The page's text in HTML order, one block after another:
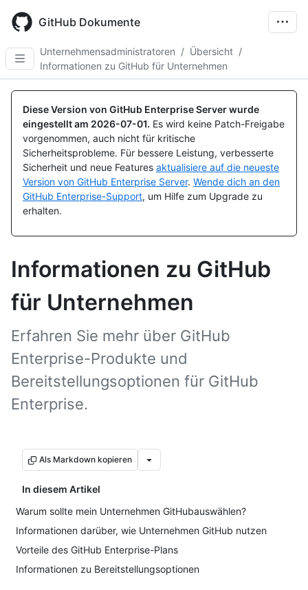
main
content
GitHub Dokumente
Unternehmensadministratoren / Übersicht /
Informationen zu GitHub für Unternehmen
Diese Version von GitHub Enterprise Server wurde
eingestellt am 2026-07-01. Es wird keine Patch-Freigabe
vorgenommen, auch nicht für kritische
Sicherheitsprobleme. Für bessere Leistung, verbesserte
Sicherheit und neue Features aktualisiere auf die neueste
Version von GitHub Enterprise Server. Wende dich an den
GitHub Enterprise-Support, um Hilfe zum Upgrade zu
erhalten.
Informationen zu GitHub
für Unternehmen
Erfahren Sie mehr über GitHub
Enterprise-Produkte und
Bereitstellungsoptionen für GitHub
Enterprise.
Als Markdown kopieren
In diesem Artikel
Warum sollte mein Unternehmen GitHubauswählen?
Informationen darüber, wie Unternehmen GitHub nutzen
Vorteile des GitHub Enterprise-Plans
Informationen zu Bereitstellungsoptionen